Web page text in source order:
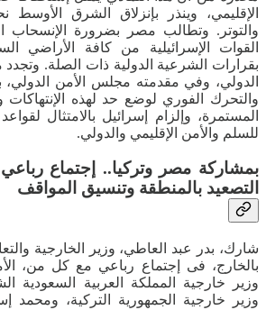
الإقليمي، وينذر بإنزلاق الشرق
والتوتر. وتطالب مصر بضرورة الإنسحاب
القوات الإسرائيلية من كافة الأراضي
بقرارات الشرعية الدولية ذات الصلة.
الدولي، وفي مقدمته مجلس الأمن الدولي،
والتحرك الفوري لوضع حد لهذه الإنتهاكات
المستمرة، وإلزام إسرائيل بالامتثال
للسلم والأمن الإقليمي والدولي.
بمشاركة مصر وتركيا.. إجتماع
التصعيد بالمنطقة وتنسيق المواقف
شارك، بدر عبد العاطي، وزير الخارجية
بالخارج، فى إجتماع رباعي مع كل من،
وزير خارجية المملكة العربية السعودية
وزير خارجية الجمهورية التركية، ومحمد